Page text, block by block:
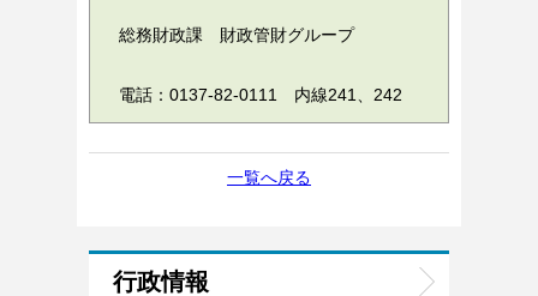
総務財政課 財政管財グループ
電話：0137-82-0111 内線241、242
一覧へ戻る
行政情報